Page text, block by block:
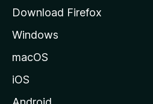
Download Firefox
Windows
macOS
iOS